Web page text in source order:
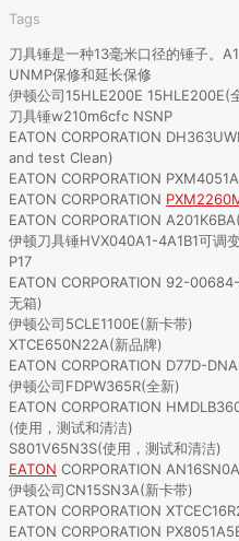
Tags
刀具锤是一种13毫米口径的锤子。
UNMP保修和延长保修
伊顿公司15HLE200E 15HLE200E(
刀具锤w210m6cfc NSNP
EATON CORPORATION
and test Clean)
EATON CORPORATION
EATON CORPORATION
EATON CORPORATION
伊顿刀具锤HVX040A1-4A1B1可调
P17
EATON CORPORATION 92-
无箱)
伊顿公司5CLE1100E(新卡带)
XTCE650N22A(新品牌)
EATON CORPORATION D77D-
伊顿公司FDPW365R(全新)
EATON CORPORATION
(使用，测试和清洁)
S801V65N3S(使用，测试和清洁)
EATON CORPORATION
伊顿公司CN15SN3A(新卡带)
EATON CORPORATION
EATON CORPORATION